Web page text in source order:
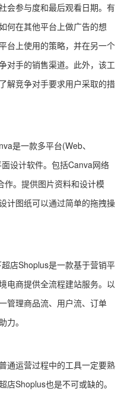
会参与度和最后观看日期。有
何在其他平台上做广告的想
台上使用的策略，并在另一个
对手的销售渠道。此外，该工
解竞争对手要求用户采取的措
是一款多平台(Web、
设计软件。包括Canva网络
作。提供图片资料和设计模
计图纸可以通过简单的拖拽操
店Shoplus是一款基于营销平
电商提供全流程建站服务。以
管理商品流、用户流、订单
力。
通运营过程中的工具一定要熟
店Shoplus也是不可或缺的。